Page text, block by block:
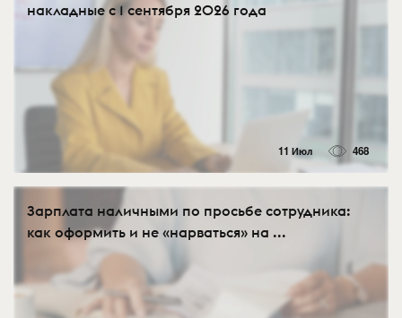
накладные с 1 сентября 2026 года
11 Июл 468
Зарплата наличными по просьбе сотрудника:
как оформить и не «нарваться» на ...